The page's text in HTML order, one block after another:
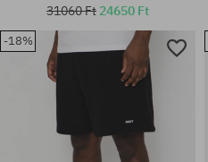
Elérhető méretek:
31060 Ft 24650 Ft
-18%